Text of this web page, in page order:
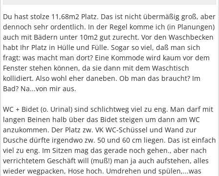
Du hast stolze 11,68m2 Platz. Das ist nicht übermäßig groß, aber
dennoch sehr ordentlich. In der Regel komme ich (in Planungen)
auch mit Bädern unter 10m2 gut zurecht. Vor den Waschbecken
habt Ihr Platz in Hülle und Fülle. Sogar so viel, daß man sich
fragt: was macht man dort? Eine Kommode wird kaum vor dem
Fenster stehen können, da sie dann mit dem Waschtisch
kollidiert. Also wohl eher daneben. Ob man das braucht? Im
Bad? Na...von mir aus.
WC + Bidet (o. Urinal) sind schlichtweg viel zu eng. Man darf mit
langen Beinen halb über das Bidet steigen um dann am WC
anzukommen. Der Platz zw. VK WC-Schüssel und Wand zur
Dusche dürfte irgendwo zw. 50 und 60 cm liegen. Das ist einfach
viel zu eng. Im Sitzen mag das gerade noch gehen., aber nach
verrichtetem Geschäft will (muß!) man ja auch aufstehen, alles
wieder wegpacken, Hose hoch. Umdrehen und spülen,...was